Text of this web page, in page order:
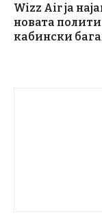
Wizz Air ја
новата
кабински